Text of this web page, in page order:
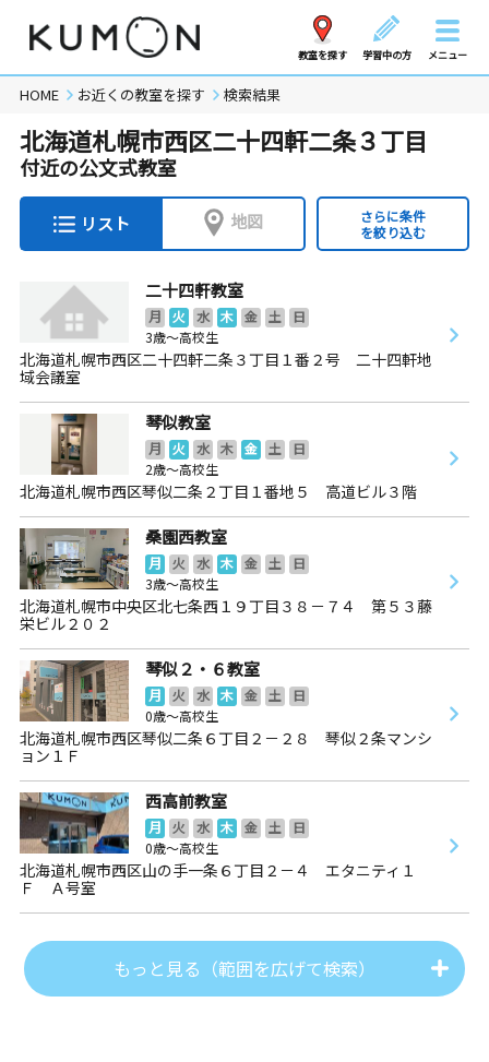
教室を探す 学習中の方 メニュー
HOME お近くの教室を探す 検索結果
北海道札幌市西区二十四軒二条３丁目
付近の公文式教室
リスト 地図
さらに条件
を絞り込む
二十四軒教室
月 火 水 木 金 土
日
3歳～高校生
北海道札幌市西区二十四軒二条３丁目１番２号 二十四軒地
域会議室
琴似教室
月 火 水 木 金 土
日
2歳～高校生
北海道札幌市西区琴似二条２丁目１番地５ 高道ビル３階
桑園西教室
月 火 水 木 金 土
日
3歳～高校生
北海道札幌市中央区北七条西１９丁目３８－７４ 第５３藤
栄ビル２０２
琴似２・６教室
月 火 水 木 金 土
日
0歳～高校生
北海道札幌市西区琴似二条６丁目２－２８ 琴似２条マンシ
ョン１Ｆ
西高前教室
月 火 水 木 金 土
日
0歳～高校生
北海道札幌市西区山の手一条６丁目２－４ エタニティ１
Ｆ Ａ号室
もっと見る（範囲を広げて検索）